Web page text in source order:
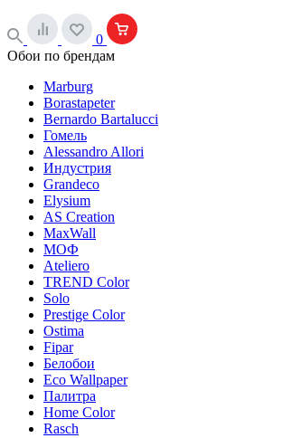
0
Обои по брендам
Marburg
Borastapeter
Bernardo Bartalucci
Гомель
Alessandro Allori
Индустрия
Grandeco
Elysium
AS Creation
MaxWall
МОФ
Ateliero
TREND Color
Solo
Prestige Color
Ostima
Fipar
Белобои
Eco Wallpaper
Палитра
Home Color
Rasch